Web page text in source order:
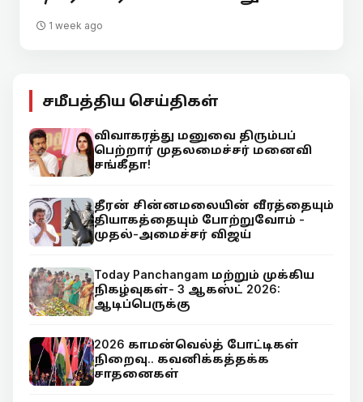
1 week ago
சமீபத்திய செய்திகள்
விவாகரத்து மனுவை திரும்பப்
பெற்றார் முதலமைச்சர் மனைவி
சங்கீதா!
தீரன் சின்னமலையின் வீரத்தையும்
தியாகத்தையும் போற்றுவோம் -
முதல்-அமைச்சர் விஜய்
Today Panchangam மற்றும் முக்கிய
நிகழ்வுகள்- 3 ஆகஸ்ட் 2026:
ஆடிப்பெருக்கு
2026 காமன்வெல்த் போட்டிகள்
நிறைவு.. கவனிக்கத்தக்க
சாதனைகள்